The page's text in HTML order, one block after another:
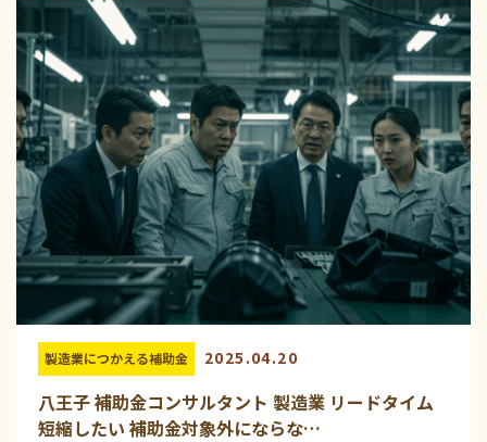
製造業につかえる補助金 2025.04.20
八王子 補助金コンサルタント 製造業 リードタイム
短縮したい 補助金対象外にならな…